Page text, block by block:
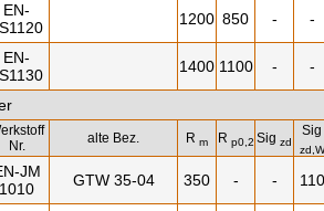
EN-
1200 850 - -
EN-
1400 1100 - -
Nr.
alte Bez. R m R p0,2 Sig zd
Sig
zd,W
JM
1010
GTW 35-04 350 - - 110